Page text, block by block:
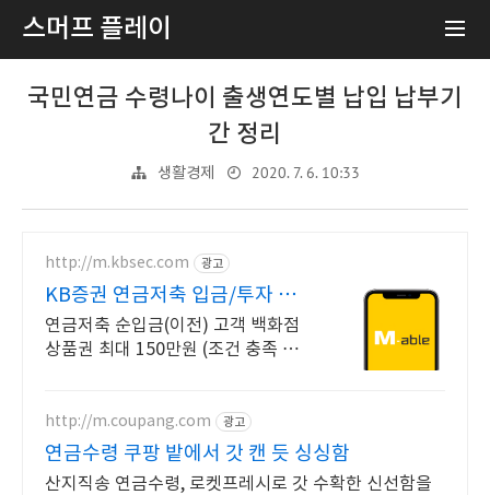
스머프 플레이
국민연금 수령나이 출생연도별 납입 납부기
간 정리
생활경제 2020. 7. 6. 10:33
http://m.kbsec.com 광고
KB증권 연금저축 입금/투자 구
간별 쿠폰 혜택
연금저축 순입금(이전) 고객 백화점
상품권 최대 150만원 (조건 충족 시)
충족 시)
http://m.coupang.com 광고
연금수령 쿠팡 밭에서 갓 캔 듯 싱싱함
산지직송 연금수령, 로켓프레시로 갓 수확한 신선함을